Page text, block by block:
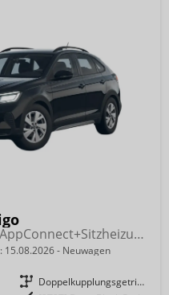
Trend 115PS DSG AppConnect+Sitzheizung+PDC+Alu16+LED+DAB+FrontAssist
15.08.2026 Neuwagen
Getriebe
Doppelkupplungsgetriebe (DSG)